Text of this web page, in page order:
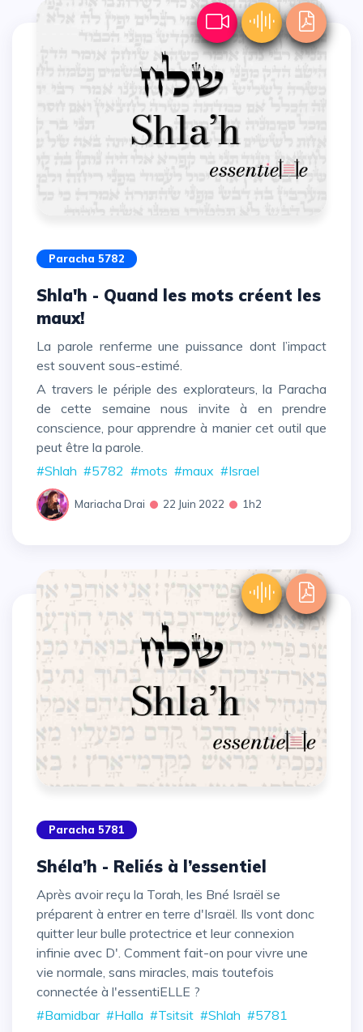
Paracha 5782
Shla'h - Quand les mots créent les
maux!
La parole renferme une puissance dont l’impact
est souvent sous-estimé.
A travers le périple des explorateurs, la Paracha
de cette semaine nous invite à en prendre
conscience, pour apprendre à manier cet outil que
peut être la parole.
#Shlah #5782 #mots #maux #Israel
Mariacha Drai 22 Juin 2022 1h2
Paracha 5781
Shéla’h - Reliés à l’essentiel
Après avoir reçu la Torah, les Bné Israël se
préparent à entrer en terre d'Israël. Ils vont donc
quitter leur bulle protectrice et leur connexion
infinie avec D'. Comment fait-on pour vivre une
vie normale, sans miracles, mais toutefois
connectée à l'essentiELLE ?
#Bamidbar #Halla #Tsitsit #Shlah #5781